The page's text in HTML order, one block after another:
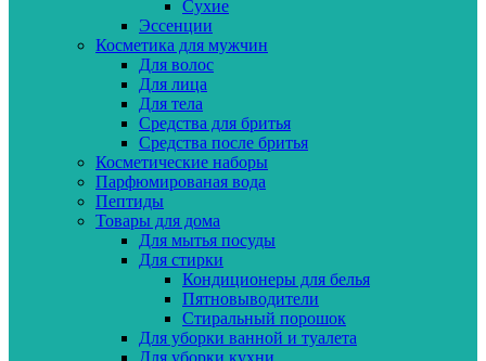
Сухие
Эссенции
Косметика для мужчин
Для волос
Для лица
Для тела
Средства для бритья
Средства после бритья
Косметические наборы
Парфюмированая вода
Пептиды
Товары для дома
Для мытья посуды
Для стирки
Кондиционеры для белья
Пятновыводители
Стиральный порошок
Для уборки ванной и туалета
Для уборки кухни